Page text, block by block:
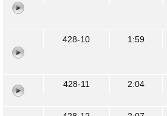
428-10
1:59
428-11
2:04